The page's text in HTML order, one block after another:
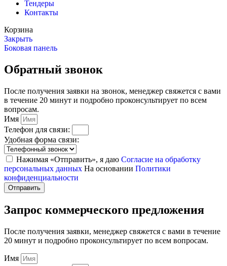
Тендеры
Контакты
Корзина
Закрыть
Боковая панель
Обратный звонок
После получения заявки на звонок, менеджер свяжется с вами
в течение 20 минут и подробно проконсультирует по всем
вопросам.
Имя
Телефон для связи:
Удобная форма связи:
Нажимая «Отправить», я даю Согласие на обработку
персональных данных На основании Политики
конфиденциальности
Отправить
Запрос коммерческого предложения
После получения заявки, менеджер свяжется с вами в течение
20 минут и подробно проконсультирует по всем вопросам.
Имя